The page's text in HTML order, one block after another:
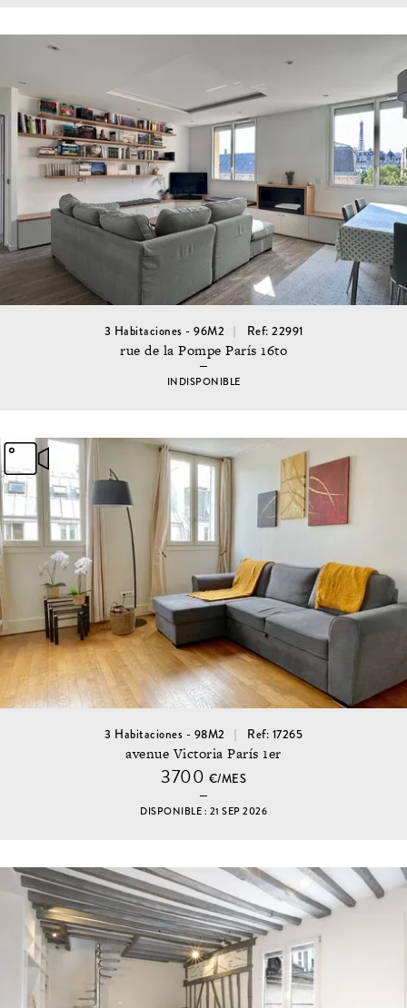
3 Habitaciones - 96M2 Ref: 22991
rue de la Pompe París 16to
INDISPONIBLE
3 Habitaciones - 98M2 Ref: 17265
avenue Victoria París 1er
3700 €/MES
DISPONIBLE : 21 SEP 2026